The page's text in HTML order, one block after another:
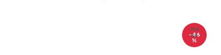
758
Kč
–46
%